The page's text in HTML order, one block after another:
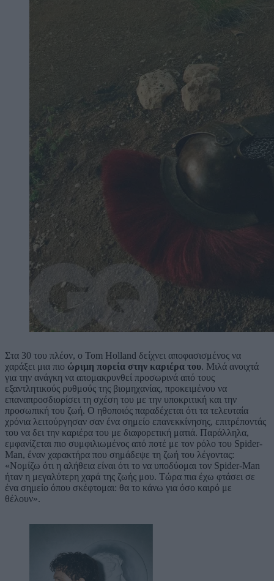
Στα 30 του πλέον, ο Tom Holland δείχνει αποφασισμένος να
χαράξει μια πιο ώριμη πορεία στην καριέρα του. Μιλά ανοιχτά
για την ανάγκη να απομακρυνθεί προσωρινά από τους
εξαντλητικούς ρυθμούς της βιομηχανίας, προκειμένου να
επαναπροσδιορίσει τη σχέση του με την υποκριτική και την
προσωπική του ζωή. Ο ηθοποιός παραδέχεται ότι τα τελευταία
χρόνια λειτούργησαν σαν ένα σημείο επανεκκίνησης, επιτρέποντάς
του να δει την καριέρα του με διαφορετική ματιά. Παράλληλα,
εμφανίζεται πιο συμφιλιωμένος από ποτέ με τον ρόλο του Spider-
Man, έναν χαρακτήρα που σημάδεψε τη ζωή του λέγοντας:
«Νομίζω ότι η αλήθεια είναι ότι το να υποδύομαι τον Spider-Man
ήταν η μεγαλύτερη χαρά της ζωής μου. Τώρα πια έχω φτάσει σε
ένα σημείο όπου σκέφτομαι: θα το κάνω για όσο καιρό με
θέλουν».